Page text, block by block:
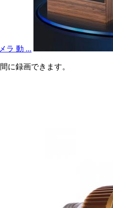
ラ 動 ...
に録画できます。